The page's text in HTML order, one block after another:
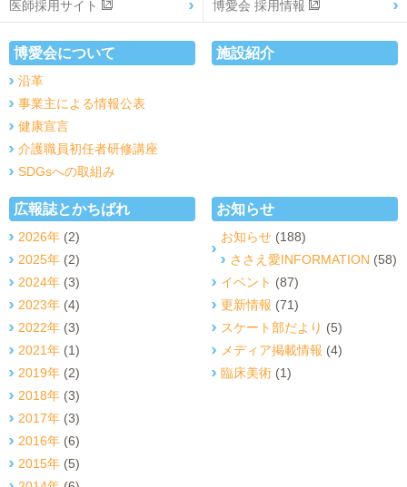
医師採用サイト 博愛会 採用情報
博愛会について
沿革
事業主による情報公表
健康宣言
介護職員初任者研修講座
SDGsへの取組み
施設紹介
広報誌とかちばれ
2026年 (2)
2025年 (2)
2024年 (3)
2023年 (4)
2022年 (3)
2021年 (1)
2019年 (2)
2018年 (3)
2017年 (3)
2016年 (6)
2015年 (5)
お知らせ
お知らせ(188)
ささえ愛INFORMATION (58)
イベント (87)
更新情報 (71)
スケート部だより (5)
メディア掲載情報 (4)
臨床美術(1)